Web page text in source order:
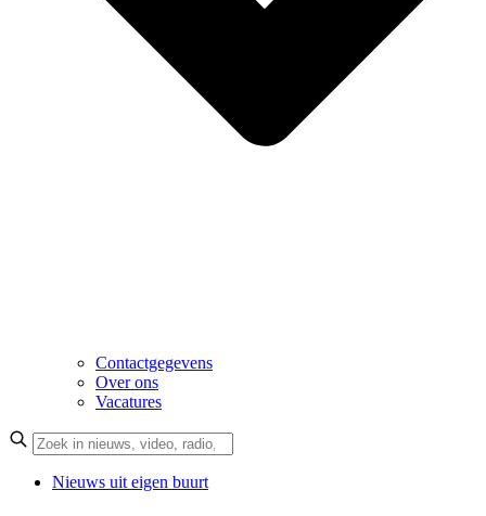
Contactgegevens
Over ons
Vacatures
Nieuws uit eigen buurt